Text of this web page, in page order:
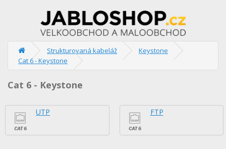
Strukturovaná kabeláž
Keystone
Cat 6 - Keystone
Cat 6 - Keystone
UTP FTP